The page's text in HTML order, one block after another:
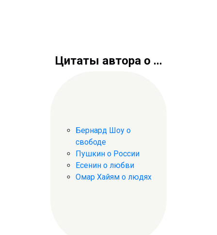
Цитаты автора о ...
Бернард Шоу о
свободе
Пушкин о России
Есенин о любви
Омар Хайям о людях